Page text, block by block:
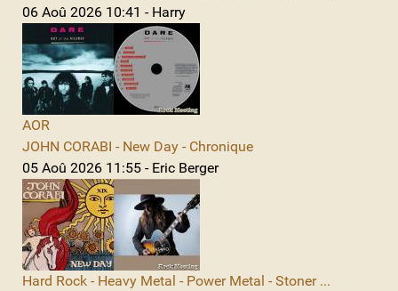
06 Aoû 2026 10:41 - Harry
AOR
JOHN CORABI - New Day - Chronique
05 Aoû 2026 11:55 - Eric Berger
Hard Rock - Heavy Metal - Power Metal - Stoner ...